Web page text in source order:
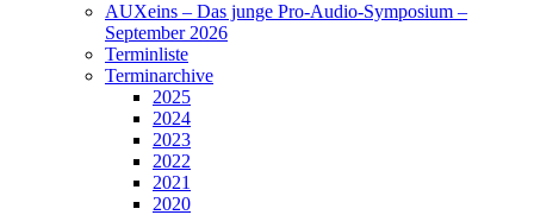
AUXeins – Das junge Pro-Audio-Symposium –
September 2026
Terminliste
Terminarchive
2025
2024
2023
2022
2021
2020